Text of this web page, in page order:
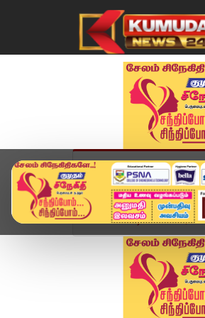
முகப்பு விளையாட்டு
Home வீடியோ ஸ்டோரி